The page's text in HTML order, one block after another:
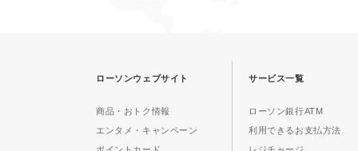
ローソンウェブサイト
商品・おトク情報
エンタメ・キャンペーン
サービス一覧
ローソン銀行ATM
利用できるお支払方法